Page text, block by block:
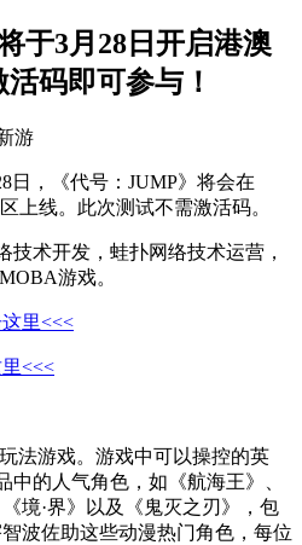
于3月28日开启港澳
码即可参与！
游
日，《代号：JUMP》将会在
上线。此次测试不需激活码。
技术开发，蛙扑网络技术运营，
游戏。
里<<<
<<<
法游戏。游戏中可以操控的英
中的人气角色，如《航海王》、
境·界》以及《鬼灭之刃》，包
波佐助这些动漫热门角色，每位